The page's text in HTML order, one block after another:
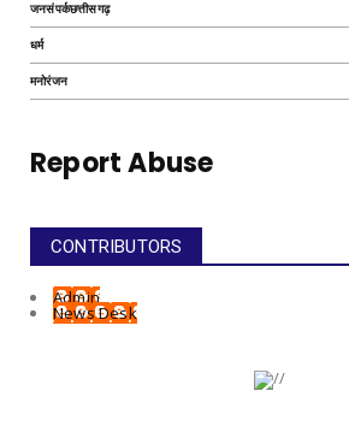
जनसंपर्कछत्तीसगढ़
धर्म
मनोरंजन
Report Abuse
CONTRIBUTORS
Admin
News Desk